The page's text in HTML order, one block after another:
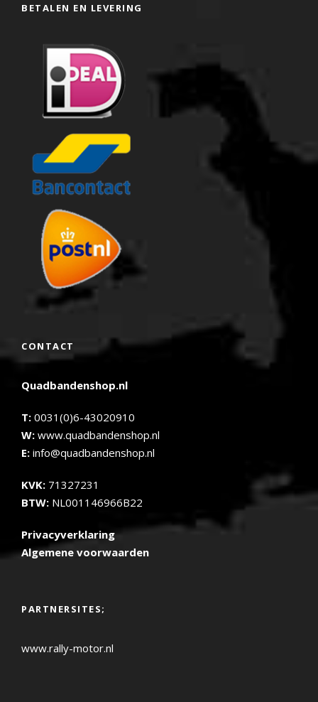
BETALEN EN LEVERING
CONTACT
Quadbandenshop.nl
T: 0031(0)6-43020910
W: www.quadbandenshop.nl
E: info@quadbandenshop.nl
KVK: 71327231
BTW: NL001146966B22
Privacyverklaring
Algemene voorwaarden
PARTNERSITES;
www.rally-motor.nl